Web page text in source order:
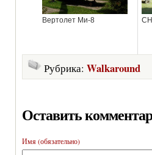
Вертолет Ми-8
Рубрика: Walkaround
Оставить
Имя (обязательно)